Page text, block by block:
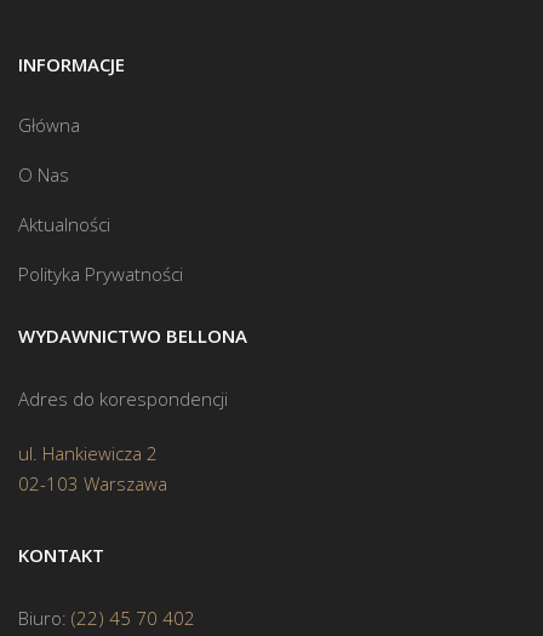
INFORMACJE
Główna
O Nas
Aktualności
Polityka Prywatności
WYDAWNICTWO BELLONA
Adres do korespondencji
ul. Hankiewicza 2
02-103 Warszawa
KONTAKT
Biuro: (22) 45 70 402